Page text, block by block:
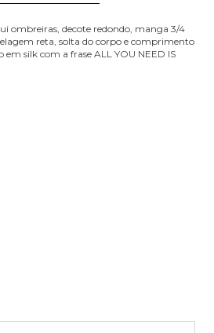
ombreiras, decote redondo, manga 3/4
reta, solta do corpo e comprimento
silk com a frase ALL YOU NEED IS